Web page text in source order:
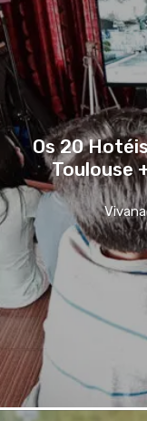
Os 20
Toulouse